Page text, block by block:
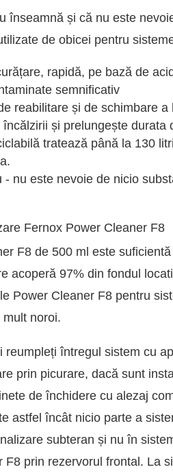
înseamnă și că nu este
de obicei pentru
rapidă, pe bază de
semnificativ
reabilitare și de schimbare a
și prelungește durata
tratează până la 130
- nu este nevoie de nicio
Fernox Power Cleaner F8
F8 de 500 ml este
acoperă 97% din fondul
Power Cleaner F8 pentru
noroi.
reumpleți întregul sistem cu
prin picurare, dacă sunt
de închidere cu alezaj
astfel încât nicio parte a
subteran și nu în
F8 prin rezervorul frontal. La